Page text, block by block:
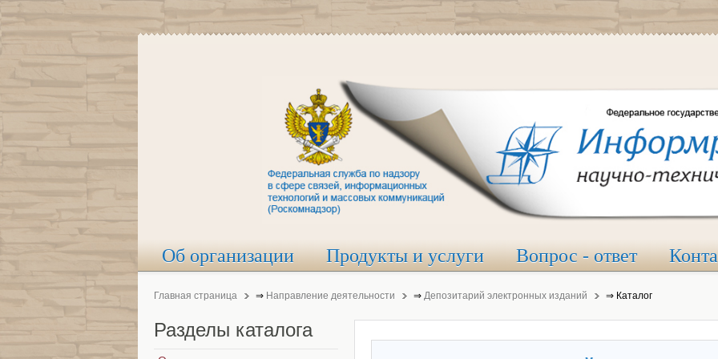
Об организации Продукты и услуги Вопрос - ответ
Главная страница ⇒ Направление деятельности ⇒ Депозитарий электронных изданий ⇒ Каталог
Разделы каталога